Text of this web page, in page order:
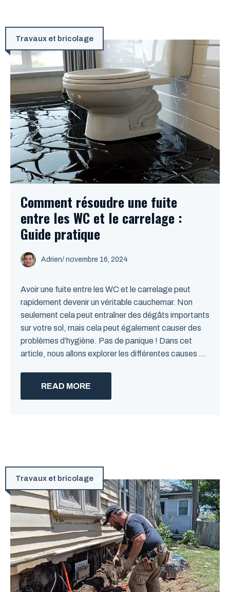
Travaux et bricolage
Comment résoudre une fuite
entre les WC et le carrelage :
Guide pratique
Adrien/ novembre 16, 2024
Avoir une fuite entre les WC et le carrelage peut
rapidement devenir un véritable cauchemar. Non
seulement cela peut entraîner des dégâts importants
sur votre sol, mais cela peut également causer des
problèmes d’hygiène. Pas de panique ! Dans cet
article, nous allons explorer les différentes causes ...
READ MORE
Travaux et bricolage